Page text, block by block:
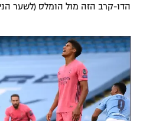
הדו-קרב הזה מול הומלס (לשער